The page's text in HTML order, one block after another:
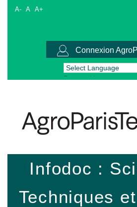
A- A A+
Connexion
Powered by
Infodoc :
Techniques